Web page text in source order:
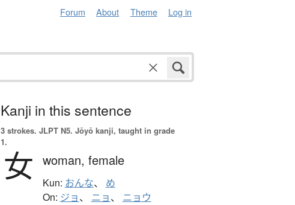
Forum About Theme Log in
Kanji in this sentence
3 strokes. JLPT N5. Jōyō kanji, taught in grade
1.
女 woman, female
Kun: おんな、 め
On: ジョ、 ニョ、 ニョウ